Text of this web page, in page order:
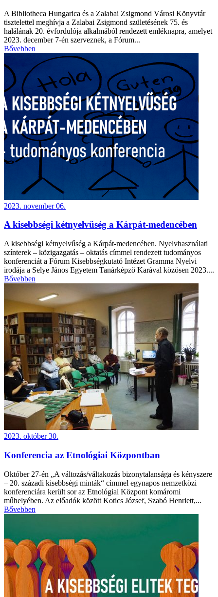
A Bibliotheca Hungarica és a Zalabai Zsigmond Városi Könyvtár
tisztelettel meghívja a Zalabai Zsigmond születésének 75. és
halálának 20. évfordulója alkalmából rendezett emléknapra, amelyet
2023. december 7-én szerveznek, a Fórum...
Bővebben
2023. november 06.
A kisebbségi kétnyelvűség a Kárpát-medencében
A kisebbségi kétnyelvűség a Kárpát-medencében. Nyelvhasználati
színterek – közigazgatás – oktatás címmel rendezett tudományos
konferenciát a Fórum Kisebbségkutató Intézet Gramma Nyelvi
irodája a Selye János Egyetem Tanárképző Karával közösen 2023....
Bővebben
2023. október 30.
Konferencia az Etnológiai Központban
Október 27-én „A változás/váltakozás bizonytalansága és kényszere
– 20. századi kisebbségi minták“ címmel egynapos nemzetközi
konferenciára került sor az Etnológiai Központ komáromi
műhelyében. Az előadók között Kotics József, Szabó Henriett,...
Bővebben